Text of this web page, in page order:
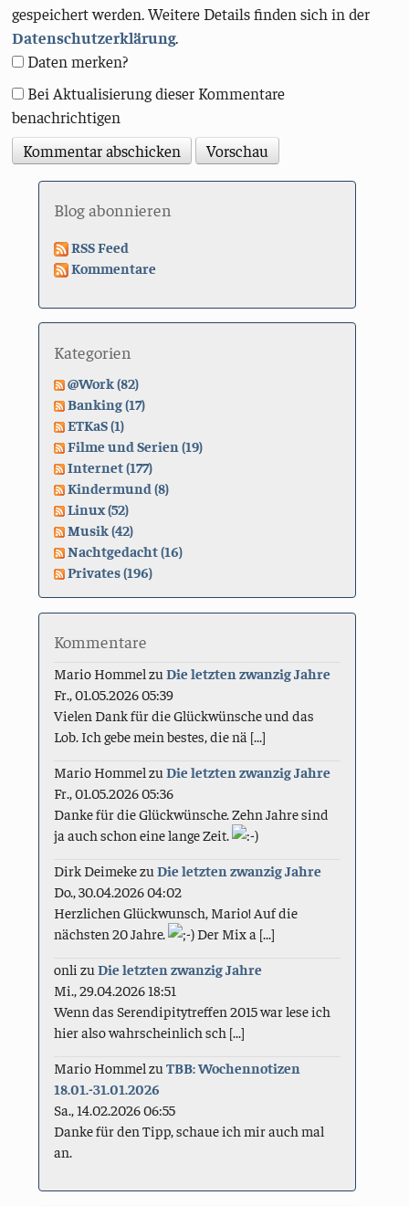
gespeichert werden. Weitere Details finden sich in der
Datenschutzerklärung.
Daten merken?
Bei Aktualisierung dieser Kommentare
benachrichtigen
Blog abonnieren
RSS Feed
Kommentare
Kategorien
@Work (82)
Banking (17)
ETKaS (1)
Filme und Serien (19)
Internet (177)
Kindermund (8)
Linux (52)
Musik (42)
Nachtgedacht (16)
Privates (196)
Kommentare
Mario Hommel zuDie letzten zwanzig Jahre
Fr., 01.05.2026 05:39
Vielen Dank für die Glückwünsche und das
Lob. Ich gebe mein bestes, die nä [...]
Mario Hommel zuDie letzten zwanzig Jahre
Fr., 01.05.2026 05:36
Danke für die Glückwünsche. Zehn Jahre sind
ja auch schon eine lange Zeit.
Dirk DeimekezuDie letzten zwanzig Jahre
Do., 30.04.2026 04:02
Herzlichen Glückwunsch, Mario! Auf die
nächsten 20 Jahre.
Der Mix a [...]
onli zuDie letzten zwanzig Jahre
Mi., 29.04.2026 18:51
Wenn das Serendipitytreffen 2015 war lese ich
hier also wahrscheinlich sch [...]
Mario Hommel zuTBB: Wochennotizen
18.01.-31.01.2026
Sa., 14.02.2026 06:55
Danke für den Tipp, schaue ich mir auch mal
an.